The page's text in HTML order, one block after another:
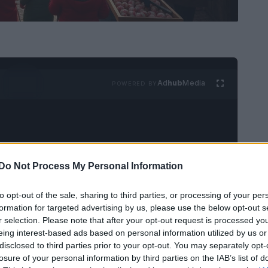
Do Not Process My Personal Information
opt-out of the sale, sharing to third parties, or processing of your
for targeted advertising by us, please use the below opt-out
selection. Please note that after your opt-out request is processed
interest-based ads based on personal information utilized by us
to third parties prior to your opt-out. You may separately
of your personal information by third parties on the IAB’s list of
AdhubMedia
un momento significativo in Italia, dove
con fervore. Questa figura iconica, descritta
ai bambini, è al centro di festeggiamenti
che intendono trascorrere l’Epifania in